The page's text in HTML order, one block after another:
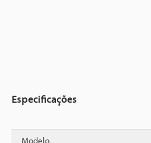
Especificações
Modelo